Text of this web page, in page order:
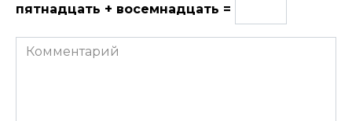
пятнадцать + восемнадцать =
Комментарий